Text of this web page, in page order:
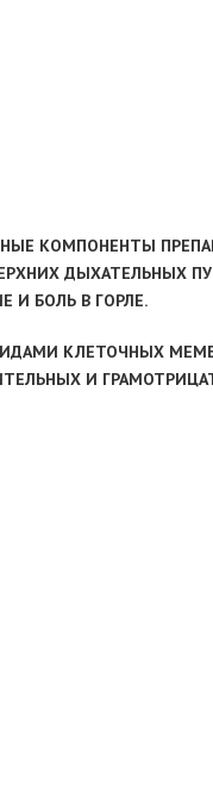
КОМПОНЕНТЫ
ДЫХАТЕЛЬНЫХ
И БОЛЬ В ГОРЛЕ.
КЛЕТОЧНЫХ
И